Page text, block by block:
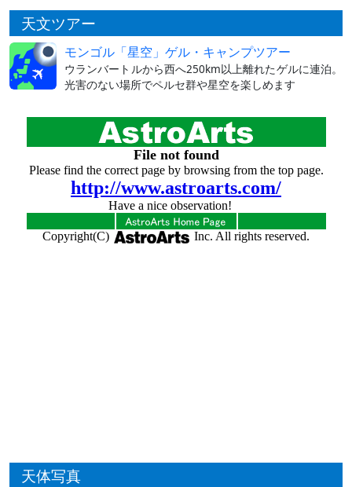
天文ツアー
モンゴル「星空」ゲル・キャンプツアー
ウランバートルから西へ250km以上離れたゲルに連泊。
光害のない場所でペルセ群や星空を楽しめます
天体写真